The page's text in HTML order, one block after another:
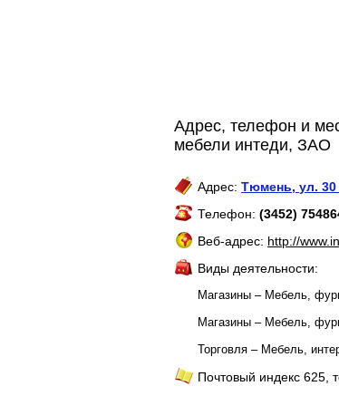
Адрес, телефон и
мебели интеди, ЗАО
Адрес: Тюмень, ул.
Телефон: (3452)
Веб-адрес: http://
Виды деятельности:
Магазины – Мебель,
Магазины – Мебель,
Торговля – Мебель,
Почтовый индекс 625,